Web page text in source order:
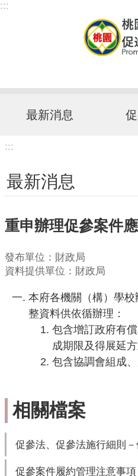
跳到主要內容區塊
:::
最新消息
:::
最新消息
重申辦理促參案件
發布單位：財政局
資料提供單位：財政局
本府各機關（構）學
整資料供依循辦理：
包含增訂政府有
成期限及得展延
包含協調會組成
相關檔案
促參法、促參法施行細則
促參案件履約管理注意事項